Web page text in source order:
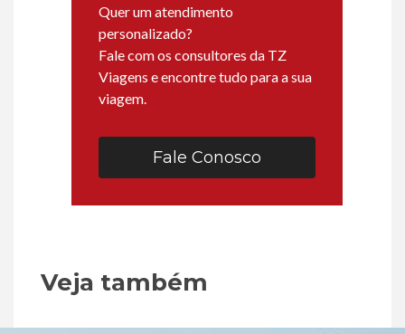
Quer um atendimento
personalizado?
Fale com os consultores da TZ
Viagens e encontre tudo para a sua
viagem.
Fale Conosco
Veja também